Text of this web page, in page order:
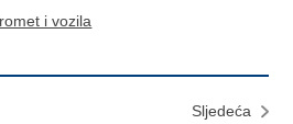
i vozila
Sljedeća